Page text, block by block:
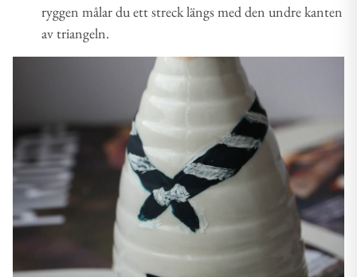
ryggen målar du ett streck längs med den undre kanten
av triangeln.